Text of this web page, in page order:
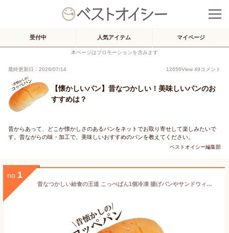
受付中 人気アイテム マイページ
本ページはプロモーションを含みます
最終更新日：2026/07/14 12656View 49コメント
【懐かしいパン】昔なつかしい！美味しいパンのお
すすめは？
昔からあって、どこか懐かしさのあるパンをネットでお取り寄せして楽しみたいで
す。昔ながらの味・加工で、美味しいおすすめのパンを教えてください。
ベストオイシー編集部
no. 1
昔なつかしい給食の王道 こっぺぱん1個冷凍 揚げパンやサンドウィッチ ホットドッグ コッペパン パン屋の味 食パン